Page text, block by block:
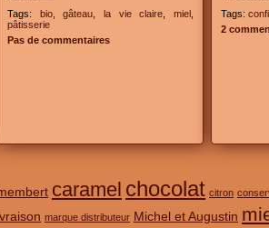
Tags: bio,gâteau ,la vie claire ,miel
pâtisserie
Pas de commentaires
Tags:
2
caramel chocolat citron
marque distributeur Michel et Augustin